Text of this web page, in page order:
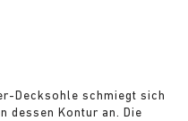
Decksohle schmiegt sich
dessen Kontur an. Die